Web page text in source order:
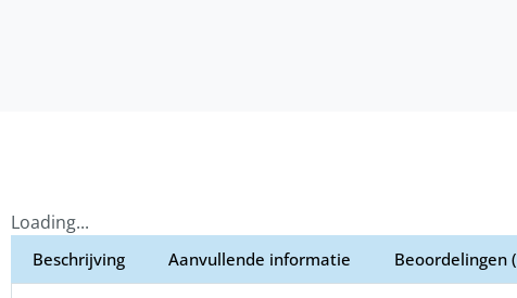
Loading...
Beschrijving Aanvullende informatie Beoordelingen